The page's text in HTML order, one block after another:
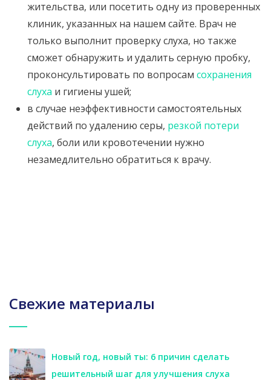
жительства, или посетить одну из проверенных
клиник, указанных на нашем сайте. Врач не
только выполнит проверку слуха, но также
сможет обнаружить и удалить серную пробку,
проконсультировать по вопросам сохранения
слуха и гигиены ушей;
в случае неэффективности самостоятельных
действий по удалению серы, резкой потери
слуха, боли или кровотечении нужно
незамедлительно обратиться к врачу.
Свежие материалы
Новый год, новый ты: 6 причин сделать
решительный шаг для улучшения слуха